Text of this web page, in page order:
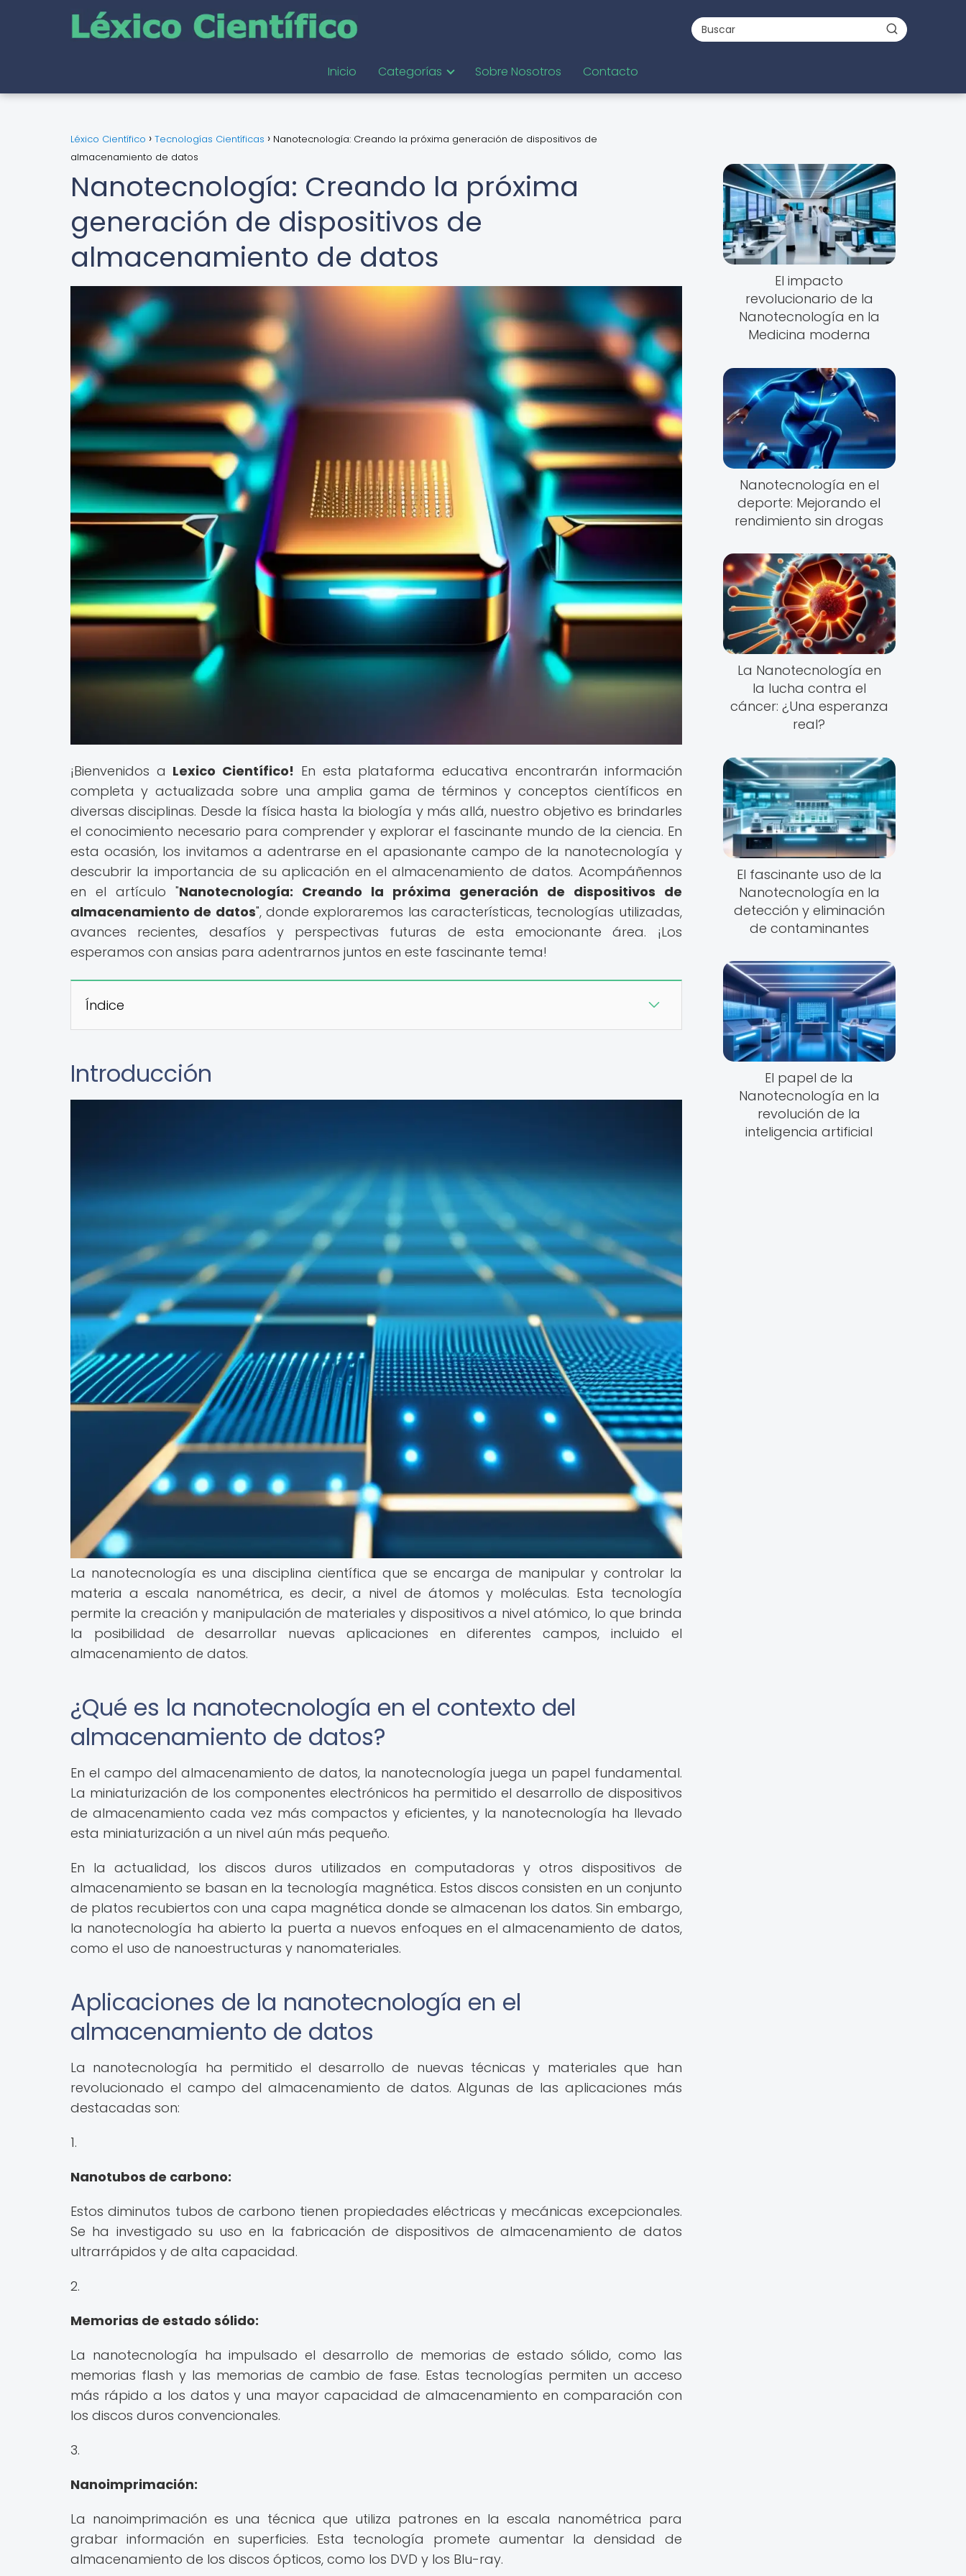
Inicio Categorías Sobre Nosotros Contacto
Léxico Científico Tecnologías Científicas
Nanotecnología: Creando la próxima generación de dispositivos de
almacenamiento de datos
Nanotecnología: Creando la próxima
generación de dispositivos de
almacenamiento de datos
¡Bienvenidos a Lexico Científico! En esta plataforma educativa encontrarán información
completa y actualizada sobre una amplia gama de términos y conceptos científicos en
diversas disciplinas. Desde la física hasta la biología y más allá, nuestro objetivo es brindarles
el conocimiento necesario para comprender y explorar el fascinante mundo de la ciencia. En
esta ocasión, los invitamos a adentrarse en el apasionante campo de la nanotecnología y
descubrir la importancia de su aplicación en el almacenamiento de datos. Acompáñennos
en el artículo "Nanotecnología: Creando la próxima generación de dispositivos de
almacenamiento de datos", donde exploraremos las características, tecnologías utilizadas,
avances recientes, desafíos y perspectivas futuras de esta emocionante área. ¡Los
esperamos con ansias para adentrarnos juntos en este fascinante tema!
Índice
Introducción
La nanotecnología es una disciplina científica que se encarga de manipular y controlar la
materia a escala nanométrica, es decir, a nivel de átomos y moléculas. Esta tecnología
permite la creación y manipulación de materiales y dispositivos a nivel atómico, lo que brinda
la posibilidad de desarrollar nuevas aplicaciones en diferentes campos, incluido el
almacenamiento de datos.
¿Qué es la nanotecnología en el contexto del
almacenamiento de datos?
En el campo del almacenamiento de datos, la nanotecnología juega un papel fundamental.
La miniaturización de los componentes electrónicos ha permitido el desarrollo de dispositivos
de almacenamiento cada vez más compactos y eficientes, y la nanotecnología ha llevado
esta miniaturización a un nivel aún más pequeño.
En la actualidad, los discos duros utilizados en computadoras y otros dispositivos de
almacenamiento se basan en la tecnología magnética. Estos discos consisten en un conjunto
de platos recubiertos con una capa magnética donde se almacenan los datos. Sin embargo,
la nanotecnología ha abierto la puerta a nuevos enfoques en el almacenamiento de datos,
como el uso de nanoestructuras y nanomateriales.
Aplicaciones de la nanotecnología en el
almacenamiento de datos
La nanotecnología ha permitido el desarrollo de nuevas técnicas y materiales que han
revolucionado el campo del almacenamiento de datos. Algunas de las aplicaciones más
destacadas son:
1.
Nanotubos de carbono:
Estos diminutos tubos de carbono tienen propiedades eléctricas y mecánicas excepcionales.
Se ha investigado su uso en la fabricación de dispositivos de almacenamiento de datos
ultrarrápidos y de alta capacidad.
2.
Memorias de estado sólido:
La nanotecnología ha impulsado el desarrollo de memorias de estado sólido, como las
memorias flash y las memorias de cambio de fase. Estas tecnologías permiten un acceso
más rápido a los datos y una mayor capacidad de almacenamiento en comparación con
los discos duros convencionales.
3.
Nanoimprimación:
La nanoimprimación es una técnica que utiliza patrones en la escala nanométrica para
grabar información en superficies. Esta tecnología promete aumentar la densidad de
almacenamiento de los discos ópticos, como los DVD y los Blu-ray.
El impacto
revolucionario de la
Nanotecnología en la
Medicina moderna
Nanotecnología en el
deporte: Mejorando el
rendimiento sin drogas
La Nanotecnología en
la lucha contra el
cáncer: ¿Una esperanza
real?
El fascinante uso de la
Nanotecnología en la
detección y eliminación
de contaminantes
El papel de la
Nanotecnología en la
revolución de la
inteligencia artificial